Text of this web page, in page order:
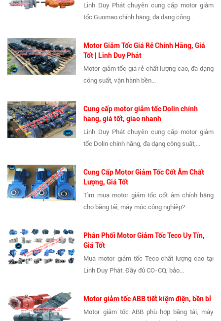
Linh Duy Phát chuyên cung cấp motor giảm
tốc Guomao chính hãng, đa dạng công...
Motor Giảm Tốc Giá Rẻ Chính Hãng, Giá
Tốt | Linh Duy Phát
Motor giảm tốc giá rẻ chất lượng cao, đa dạng
công suất, vận hành bền...
Cung cấp motor giảm tốc Dolin chính
hãng, giá tốt, giao nhanh
Linh Duy Phát chuyên cung cấp motor giảm
tốc Dolin chính hãng, đa dạng công suất,...
Cung Cấp Motor Giảm Tốc Cốt Âm Chất
Lượng, Giá Tốt
Tìm mua motor giảm tốc cốt âm chính hãng
cho băng tải, máy móc công nghiệp?...
Phân Phối Motor Giảm Tốc Teco Uy Tín,
Giá Tốt
Mua motor giảm tốc Teco chất lượng cao tại
Linh Duy Phát. Đầy đủ CO-CQ, bảo...
Motor giảm tốc ABB tiết kiệm điện, bền bỉ
Motor giảm tốc ABB phù hợp băng tải, máy